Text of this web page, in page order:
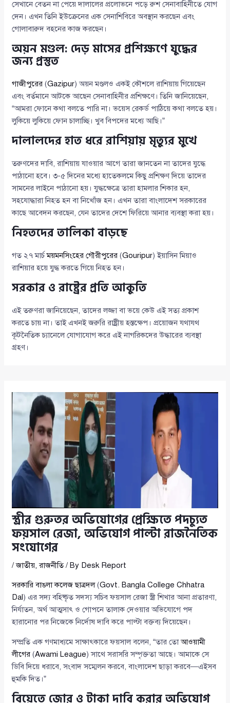
সেখানে বেতন না পেয়ে দালালের প্রলোভনে পড়ে রুশ সেনাবাহিনীতে যোগ
দেন। এখন তিনি ইউক্রেনের এক সেনাশিবিরে অবস্থান করছেন এবং
গোলাবারুদ বহনের কাজ করছেন।
অয়ন মণ্ডল: দেড় মাসের প্রশিক্ষণে যুদ্ধের
জন্য প্রস্তুত
গাজীপুরের (Gazipur) অয়ন মণ্ডলও একই কৌশলে রাশিয়ায় গিয়েছেন
এবং বর্তমানে আটকে আছেন সেনাবাহিনীর প্রশিক্ষণে। তিনি জানিয়েছেন,
“আমরা ফোনে কথা বলতে পারি না। ভয়েস রেকর্ড পাঠিয়ে কথা বলতে হয়।
লুকিয়ে লুকিয়ে ফোন চালাচ্ছি। খুব বিপদের মধ্যে আছি।”
দালালদের হাত ধরে রাশিয়ায় মৃত্যুর মুখে
তরুণদের দাবি, রাশিয়ায় যাওয়ার আগে তারা জানতেন না তাদের যুদ্ধে
পাঠানো হবে। ৩-৫ দিনের মধ্যে হাতেকলমে কিছু প্রশিক্ষণ দিয়ে তাদের
সামনের লাইনে পাঠানো হয়। যুদ্ধক্ষেত্রে তারা হামলার শিকার হন,
সহযোদ্ধারা নিহত হন বা নিখোঁজ হন। এখন তারা বাংলাদেশ সরকারের
কাছে আবেদন করছেন, যেন তাদের দেশে ফিরিয়ে আনার ব্যবস্থা করা হয়।
নিহতদের তালিকা বাড়ছে
গত ২৭ মার্চময়মনসিংহের গৌরীপুরের (Gouripur) ইয়াসিন মিয়াও
রাশিয়ার হয়ে যুদ্ধ করতে গিয়ে নিহত হন।
সরকার ও রাষ্ট্রের প্রতি আকুতি
এই তরুণরা জানিয়েছেন, তাদের লজ্জা বা ভয়ে কেউ এই সত্য প্রকাশ
করতে চায় না। তাই এখনই জরুরি রাষ্ট্রীয় হস্তক্ষেপ। প্রয়োজন যথাযথ
কূটনৈতিক চ্যানেলে যোগাযোগ করে এই নাগরিকদের উদ্ধারের ব্যবস্থা
গ্রহণ।
স্ত্রীর গুরুতর অভিযোগের প্রেক্ষিতে পদচ্যুত
ফয়সাল রেজা, অভিযোগ পাল্টা রাজনৈতিক
সংযোগের
/জাতীয়,রাজনীতি/ By Desk Report
সরকারি বাঙলা কলেজ ছাত্রদল(Govt. Bangla College Chhatra
Dal ) এর সদ্য বহিষ্কৃত সদস্য সচিব ফয়সাল রেজা স্ত্রী শিখার আনা প্রতারণা,
নির্যাতন, অর্থ আত্মসাৎ ও গোপনে তালাক দেওয়ার অভিযোগে পদ
হারানোর পর নিজেকে নির্দোষ দাবি করে পাল্টা বক্তব্য দিয়েছেন।
সম্প্রতি এক গণমাধ্যমে সাক্ষাৎকারে ফয়সাল বলেন, “তার তোআওয়ামী
লীগের (Awami League) সাথে সরাসরি সম্পৃক্ততা আছে। আমাকে সে
ডিবি দিয়ে ধরাবে, সংবাদ সম্মেলন করবে, বাংলাদেশ ছাড়া করবে—এইসব
হুমকি দিত।”
বিয়েতে জোর ও টাকা দাবি করার অভিযোগ